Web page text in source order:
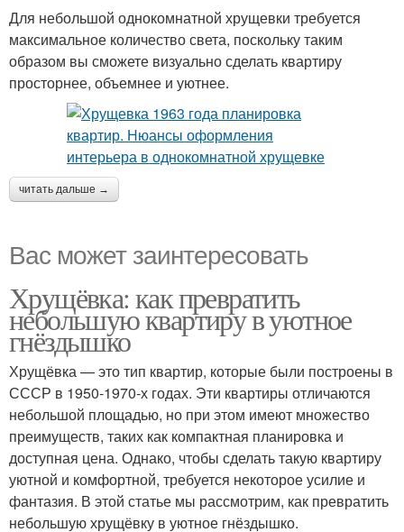
Для небольшой однокомнатной хрущевки требуется
максимальное количество света, поскольку таким
образом вы сможете визуально сделать квартиру
просторнее, объемнее и уютнее.
читать дальше →
Вас может заинтересовать
Хрущёвка: как превратить
небольшую квартиру в уютное
гнёздышко
Хрущёвка — это тип квартир, которые были построены в
СССР в 1950-1970-х годах. Эти квартиры отличаются
небольшой площадью, но при этом имеют множество
преимуществ, таких как компактная планировка и
доступная цена. Однако, чтобы сделать такую квартиру
уютной и комфортной, требуется некоторое усилие и
фантазия. В этой статье мы рассмотрим, как превратить
небольшую хрущёвку в уютное гнёздышко.